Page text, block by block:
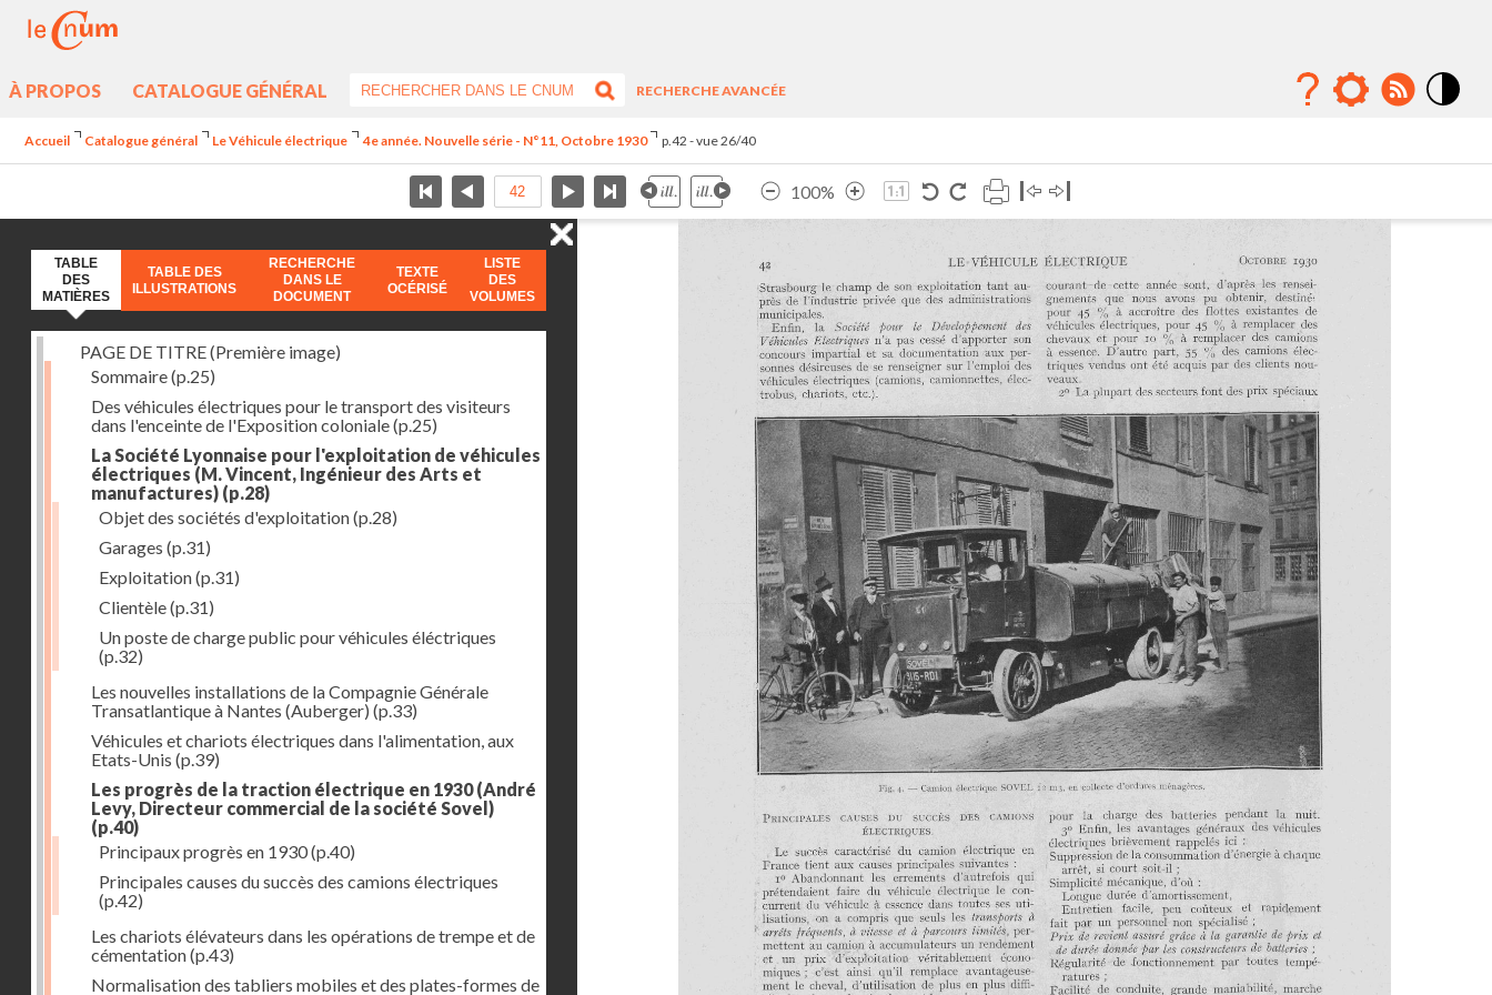
À PROPOS CATALOGUE GÉNÉRAL
RECHERCHE AVANCÉE
Accueil Catalogue général Le Véhicule électrique 4e année. Nouvelle série - N°11, Octobre 1930 p.42 - vue 26/40
100%
TABLE
DES
MATIÈRES
TABLE DES
ILLUSTRATIONS
RECHERCHE
DANS LE
DOCUMENT
TEXTE
OCÉRISÉ
LISTE
DES
VOLUMES
PAGE DE TITRE (Première image)
Sommaire(p.25)
Des véhicules électriques pour le transport des visiteurs
dans l'enceinte de l'Exposition coloniale(p.25)
La Société Lyonnaise pour l'exploitation de véhicules
électriques (M. Vincent, Ingénieur des Arts et
manufactures) (p.28)
Objet des sociétés d'exploitation(p.28)
Garages (p.31)
Exploitation(p.31)
Clientèle(p.31)
Un poste de charge public pour véhicules éléctriques
(p.32)
Les nouvelles installations de la Compagnie Générale
Transatlantique à Nantes (Auberger) (p.33)
Véhicules et chariots électriques dans l'alimentation, aux
Etats-Unis (p.39)
Les progrès de la traction électrique en 1930 (André
Levy, Directeur commercial de la société Sovel)
(p.40)
Principaux progrès en 1930(p.40)
Principales causes du succès des camions électriques
(p.42)
Les chariots élévateurs dans les opérations de trempe et de
cémentation(p.43)
Normalisation des tabliers mobiles et des plates-formes de